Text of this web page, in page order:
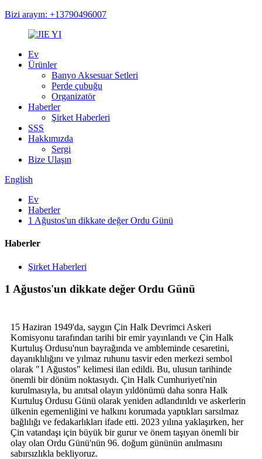
Bizi arayın: +13790496007
Ev
Ürünler
Banyo Aksesuar Setleri
Perde çubuğu
Organizatör
Haberler
Şirket Haberleri
SSS
Hakkımızda
Sergi
Bize Ulaşın
English
Ev
Haberler
1 Ağustos'un dikkate değer Ordu Günü
Haberler
Şirket Haberleri
1 Ağustos'un dikkate değer Ordu Günü
15 Haziran 1949'da, saygın Çin Halk Devrimci Askeri
Komisyonu tarafından tarihi bir emir yayınlandı ve Çin Halk
Kurtuluş Ordusu'nun bayrağında ve ambleminde cesaretini,
dayanıklılığını ve yılmaz ruhunu tasvir eden merkezi sembol
olarak "1 Ağustos" kelimesi ilan edildi. Bu, ulusun tarihinde
önemli bir dönüm noktasıydı. Çin Halk Cumhuriyeti'nin
kurulmasıyla, bu anıtsal olayın yıldönümü daha sonra Halk
Kurtuluş Ordusu Günü olarak yeniden adlandırıldı ve askerlerin
ülkenin egemenliğini ve halkını korumada yaptıkları sarsılmaz
bağlılığı ve fedakarlıkları ifade etti. 2023 yılına yaklaşırken, her
Çin vatandaşı için büyük bir gurur ve önem taşıyan önemli bir
olay olan Ordu Günü'nün 96. doğum gününün anılmasını
sabırsızlıkla bekliyoruz.